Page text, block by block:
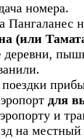
номера.
Пангаланес
(или
для
и
на